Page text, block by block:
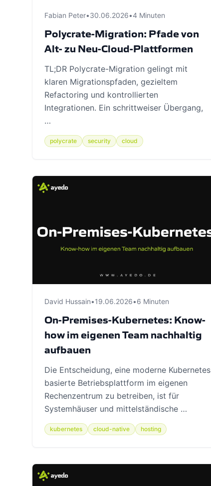
Fabian Peter•30.06.2026•4 Minuten
Polycrate-Migration: Pfade von
Alt- zu Neu-Cloud-Plattformen
TL;DR Polycrate-Migration gelingt mit
klaren Migrationspfaden, gezieltem
Refactoring und kontrollierten
Integrationen. Ein schrittweiser Übergang,
…
polycrate security cloud
David Hussain•19.06.2026•6 Minuten
On-Premises-Kubernetes: Know-
how im eigenen Team nachhaltig
aufbauen
Die Entscheidung, eine moderne Kubernetes
basierte Betriebsplattform im eigenen
Rechenzentrum zu betreiben, ist für
Systemhäuser und mittelständische …
kubernetes cloud-native hosting